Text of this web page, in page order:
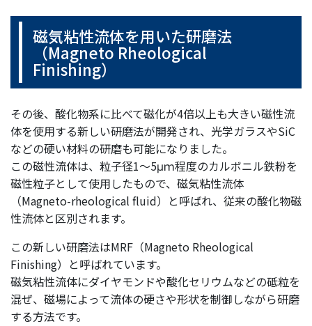
磁気粘性流体を用いた研磨法
（Magneto Rheological
Finishing）
その後、酸化物系に比べて磁化が4倍以上も大きい磁性流
体を使用する新しい研磨法が開発され、光学ガラスやSiC
などの硬い材料の研磨も可能になりました。
この磁性流体は、粒子径1～5μｍ程度のカルボニル鉄粉を
磁性粒子として使用したもので、磁気粘性流体
（Magneto-rheological fluid）と呼ばれ、従来の酸化物磁
性流体と区別されます。
この新しい研磨法はMRF（Magneto Rheological
Finishing）と呼ばれています。
磁気粘性流体にダイヤモンドや酸化セリウムなどの砥粒を
混ぜ、磁場によって流体の硬さや形状を制御しながら研磨
する方法です。